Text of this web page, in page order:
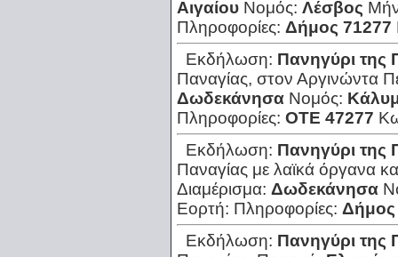
Αιγαίου Νομός: Λέσβος
Πληροφορίες: Δήμος 71277
Εκδήλωση: Πανηγύρι της
Παναγίας, στον Αργινώντα
Δωδεκάνησα Νομός:
Πληροφορίες: ΟΤΕ 47277
Εκδήλωση: Πανηγύρι της
Παναγίας με λαϊκά όργανα
Διαμέρισμα: Δωδεκάνησα
Εορτή: Πληροφορίες: Δήμος
Εκδήλωση: Πανηγύρι της